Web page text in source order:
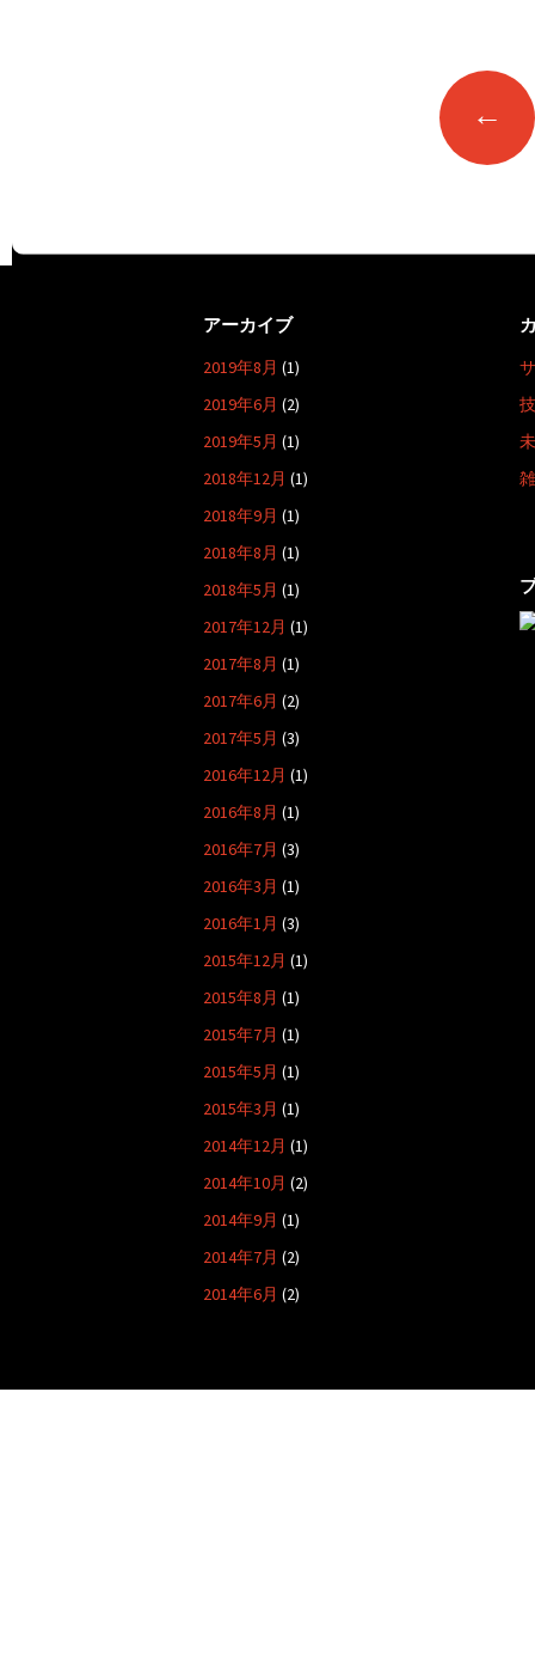
ー
←
アーカイブ
2019年8月 (1)
2019年6月 (2)
2019年5月 (1)
2018年12月 (1)
2018年9月 (1)
2018年8月 (1)
2018年5月 (1)
2017年12月 (1)
2017年8月 (1)
2017年6月 (2)
2017年5月 (3)
2016年12月 (1)
2016年8月 (1)
2016年7月 (3)
2016年3月 (1)
2016年1月 (3)
2015年12月 (1)
2015年8月 (1)
2015年7月 (1)
2015年5月 (1)
2015年3月 (1)
2014年12月 (1)
2014年10月 (2)
2014年9月 (1)
2014年7月 (2)
2014年6月 (2)